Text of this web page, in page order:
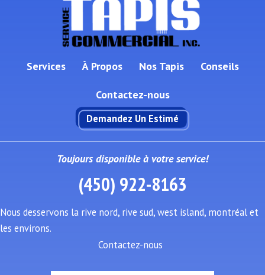
Services À Propos Nos Tapis Conseils
Contactez-nous
Demandez Un Estimé
Toujours disponible à votre service!
(450) 922-8163
Nous desservons la rive nord, rive sud, west island, montréal et
les environs.
Contactez-nous